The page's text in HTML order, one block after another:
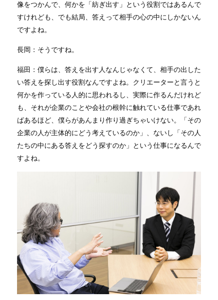
像をつかんで、何かを「紡ぎ出す」という役割ではあるんで
すけれども、でも結局、答えって相手の心の中にしかないん
ですよね。
長岡：そうですね。
福田：僕らは、答えを出す人なんじゃなくて、相手の出した
い答えを探し出す役割なんですよね。クリエーターと言うと
何かを作っている人的に思われるし、実際に作るんだけれど
も、それが企業のことや会社の根幹に触れている仕事であれ
ばあるほど、僕らがあんまり作り過ぎちゃいけない。「その
企業の人が主体的にどう考えているのか」、ないし「その人
たちの中にある答えをどう探すのか」という仕事になるんで
すよね。